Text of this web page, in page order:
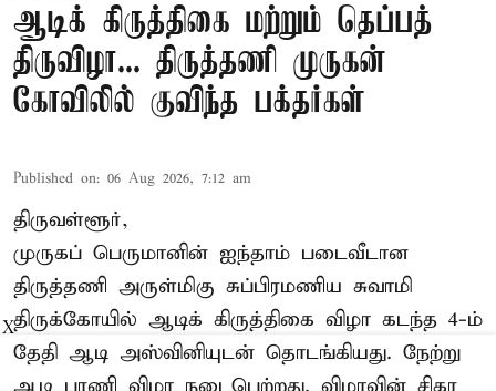
ஆடிக் கிருத்திகை மற்றும் தெப்பத்
திருவிழா... திருத்தணி முருகன்
கோவிலில் குவிந்த பக்தர்கள்
Published on: 06 Aug 2026, 7:12 am
திருவள்ளூர்,
முருகப் பெருமானின் ஐந்தாம் படைவீடான
திருத்தணி அருள்மிகு சுப்பிரமணிய சுவாமி
திருக்கோயில் ஆடிக் கிருத்திகை விழா கடந்த 4-ம்
தேதி ஆடி அஸ்வினியுடன் தொடங்கியது. நேற்று
ஆடி பரணி விழா நடைபெற்றது. விழாவின் சிகர
X